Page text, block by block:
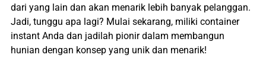
dari yang lain dan akan menarik lebih banyak pelanggan.
Jadi, tunggu apa lagi? Mulai sekarang, miliki container
instant Anda dan jadilah pionir dalam membangun
hunian dengan konsep yang unik dan menarik!